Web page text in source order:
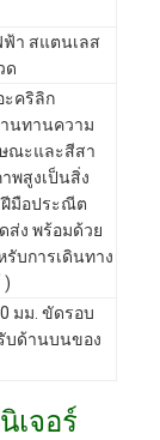
า สแตนเลส
ด
ะคริลิก
นทานความ
ณะและสีสา
พสูงเป็นสิ่ง
ฝีมือประณีต
ส่ง พร้อมด้วย
บการเดินทาง
)
มม. ขัดรอบ
บด้านบนของ
เจอร์